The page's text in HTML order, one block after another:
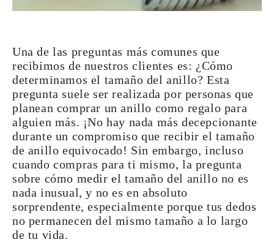
Una de las preguntas más comunes que
recibimos de nuestros clientes es: ¿Cómo
determinamos el tamaño del anillo? Esta
pregunta suele ser realizada por personas que
planean comprar un anillo como regalo para
alguien más. ¡No hay nada más decepcionante
durante un compromiso que recibir el tamaño
de anillo equivocado! Sin embargo, incluso
cuando compras para ti mismo, la pregunta
sobre cómo medir el tamaño del anillo no es
nada inusual, y no es en absoluto
sorprendente, especialmente porque tus dedos
no permanecen del mismo tamaño a lo largo
de tu vida.